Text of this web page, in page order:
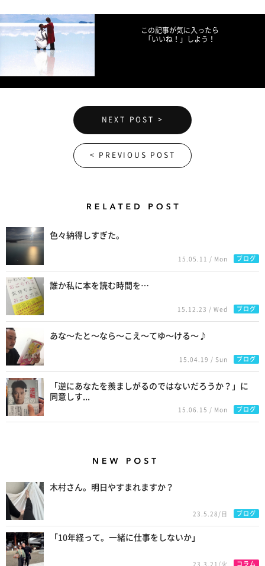
この記事が気に入ったら
「いいね！」しよう！
NEXT POST >
< PREVIOUS POST
色々納得しすぎた。
15.05.11 / Mon ブログ
誰か私に本を読む時間を…
15.12.23 / Wed ブログ
あな〜たと〜なら〜こえ〜てゆ〜ける〜♪
15.04.19 / Sun ブログ
「逆にあなたを羨ましがるのではないだろうか？」に
同意しす...
15.06.15 / Mon ブログ
木村さん。明日やすまれますか？
23.5.28/日 ブログ
「10年経って。一緒に仕事をしないか」
23.3.21/火 コラム